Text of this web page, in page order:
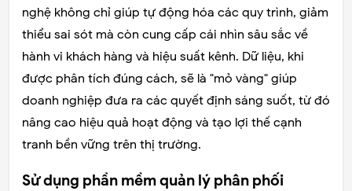
nghệ không chỉ giúp tự động hóa các quy trình, giảm
thiểu sai sót mà còn cung cấp cái nhìn sâu sắc về
hành vi khách hàng và hiệu suất kênh. Dữ liệu, khi
được phân tích đúng cách, sẽ là "mỏ vàng" giúp
doanh nghiệp đưa ra các quyết định sáng suốt, từ đó
nâng cao hiệu quả hoạt động và tạo lợi thế cạnh
tranh bền vững trên thị trường.
Sử dụng phần mềm quản lý phân phối